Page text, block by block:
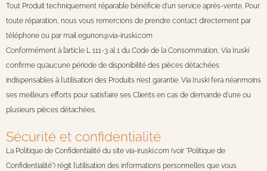
Tout Produit techniquement réparable bénéficie d’un service après-vente. Pour
toute réparation, nous vous remercions de prendre contact directement par
téléphone ou par mail egunon@via-iruski.com
Conformément à l’article L 111-3 al 1 du Code de la Consommation, Via Iruski
confirme qu’aucune période de disponibilité des pièces détachées
indispensables à l’utilisation des Produits n’est garantie. Via Iruski fera néanmoins
ses meilleurs efforts pour satisfaire ses Clients en cas de demande d’une ou
plusieurs pièces détachées.
Sécurité et confidentialité
La Politique de Confidentialité du site via-iruski.com (voir “Politique de
Confidentialité”) régit l’utilisation des informations personnelles que vous